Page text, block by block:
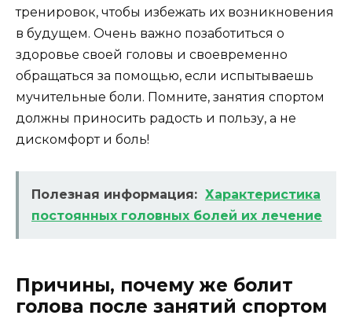
тренировок, чтобы избежать их возникновения
в будущем. Очень важно позаботиться о
здоровье своей головы и своевременно
обращаться за помощью, если испытываешь
мучительные боли. Помните, занятия спортом
должны приносить радость и пользу, а не
дискомфорт и боль!
Полезная информация: Характеристика
постоянных головных болей их лечение
Причины, почему же болит
голова после занятий спортом